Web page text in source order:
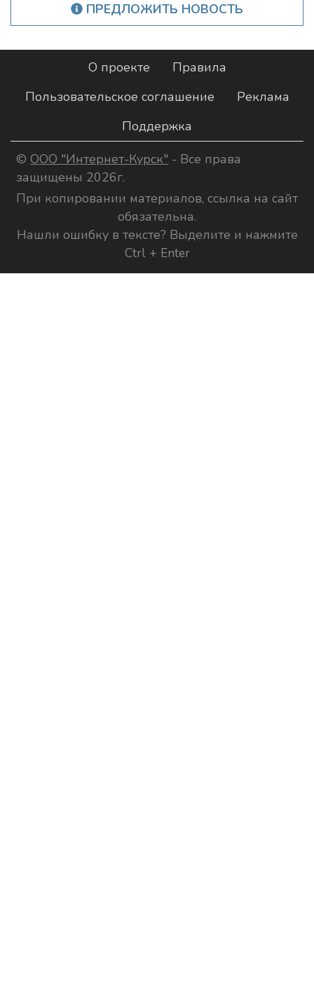
ПРЕДЛОЖИТЬ НОВОСТЬ
О проекте
Правила
Пользовательское соглашение
Реклама
Поддержка
© ООО "Интернет-Курск" - Все права
защищены 2026г.
При копировании материалов, ссылка на сайт
обязательна.
Нашли ошибку в тексте? Выделите и нажмите
Ctrl + Enter